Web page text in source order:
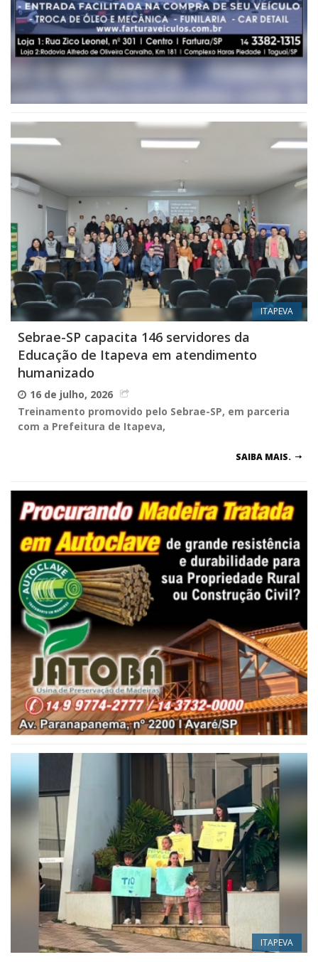
ITAPEVA
Sebrae-SP capacita 146 servidores da
Educação de Itapeva em atendimento
humanizado
16 de julho, 2026
Treinamento promovido pelo Sebrae-SP, em parceria
com a Prefeitura de Itapeva,
SAIBA MAIS.
ITAPEVA